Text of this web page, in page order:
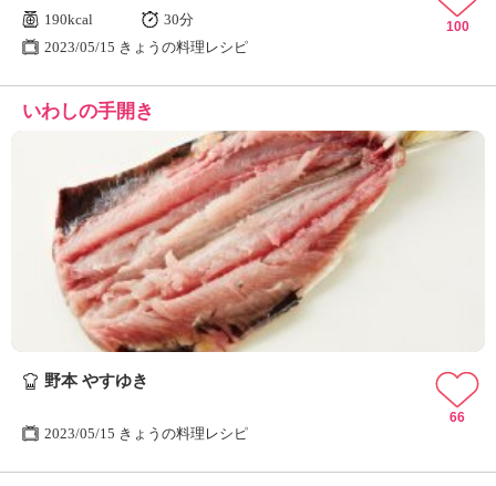
190kcal
30分
2023/05/15 きょうの料理レシピ
100
いわしの手開き
野本 やすゆき
2023/05/15 きょうの料理レシピ
66